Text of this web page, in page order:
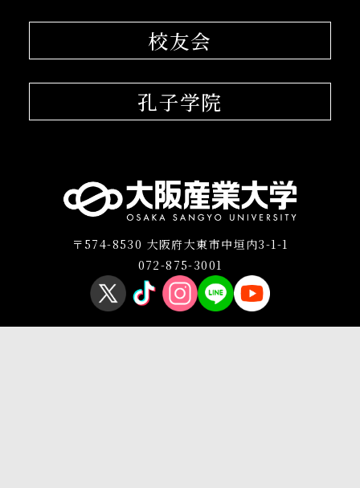
校友会
孔子学院
〒574-8530 大阪府大東市中垣内3-1-1
072-875-3001